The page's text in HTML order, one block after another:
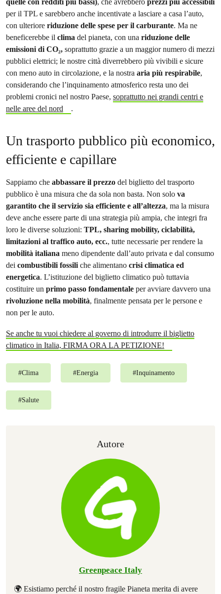
per il TPL e sarebbero anche incentivate a lasciare a casa l’auto,
con ulteriore riduzione delle spese per il carburante. Ma ne
beneficerebbe il clima del pianeta, con una riduzione delle
emissioni di CO₂, soprattutto grazie a un maggior numero di mezzi
pubblici elettrici; le nostre città diverrebbero più vivibili e sicure
con meno auto in circolazione, e la nostra aria più respirabile,
considerando che l’inquinamento atmosferico resta uno dei
problemi cronici nel nostro Paese, soprattutto nei grandi centri e
nelle aree del nord
.
Un trasporto pubblico più economico,
efficiente e capillare
Sappiamo che abbassare il prezzo del biglietto del trasporto
pubblico è una misura che da sola non basta. Non solo va
garantito che il servizio sia efficiente e all’altezza, ma la misura
deve anche essere parte di una strategia più ampia, che integri fra
loro le diverse soluzioni: TPL, sharing mobility, ciclabilità,
limitazioni al traffico auto, ecc., tutte necessarie per rendere la
mobilità italiana meno dipendente dall’auto privata e dal consumo
dei combustibili fossiliche alimentano crisi climatica ed
energetica. L’istituzione del biglietto climatico può tuttavia
costituire un primo passo fondamentale per avviare davvero una
rivoluzione nella mobilità, finalmente pensata per le persone e
non per le auto.
Se anche tu vuoi chiedere al governo di introdurre il biglietto
climatico in Italia, FIRMA ORA LA PETIZIONE!
#Clima #Energia #Inquinamento
#Salute
Autore
Greenpeace Italy
🌍 Esistiamo perché il nostro fragile Pianeta merita di avere